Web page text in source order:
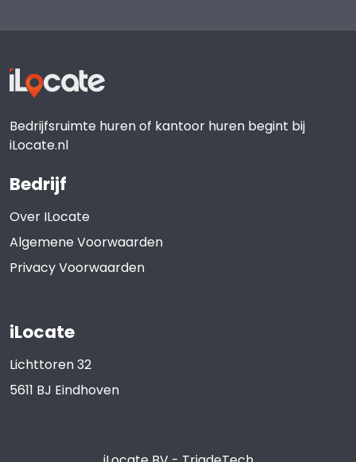
Bedrijfsruimte huren of kantoor huren begint bij
iLocate.nl
Bedrijf
Over ILocate
Algemene Voorwaarden
Privacy Voorwaarden
iLocate
Lichttoren 32
5611 BJ Eindhoven